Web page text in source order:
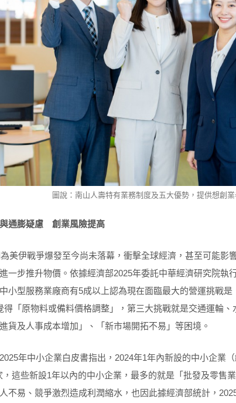
圖說：南山人壽特有業務制度及五大優勢，提供想創
通膨疑慮 創業風險提高
美伊戰爭爆發至今尚未落幕，衝擊全球經濟，甚至可能影
一步推升物價。依據經濟部2025年委託中華經濟研究院執
小型服務業廠商有5成以上認為現在面臨最大的營運挑戰
得「原物料或備料價格調整」，第三大挑戰就是交通運輪
貨及人事成本增加」、「新市場開拓不易」等困境。
年中小企業白皮書指出，2024年1年內新設的中小企業
，這些新設1年以內的中小企業，最多的就是「批發及零售
不易、競爭激烈造成利潤縮水，也因此據經濟部統計，